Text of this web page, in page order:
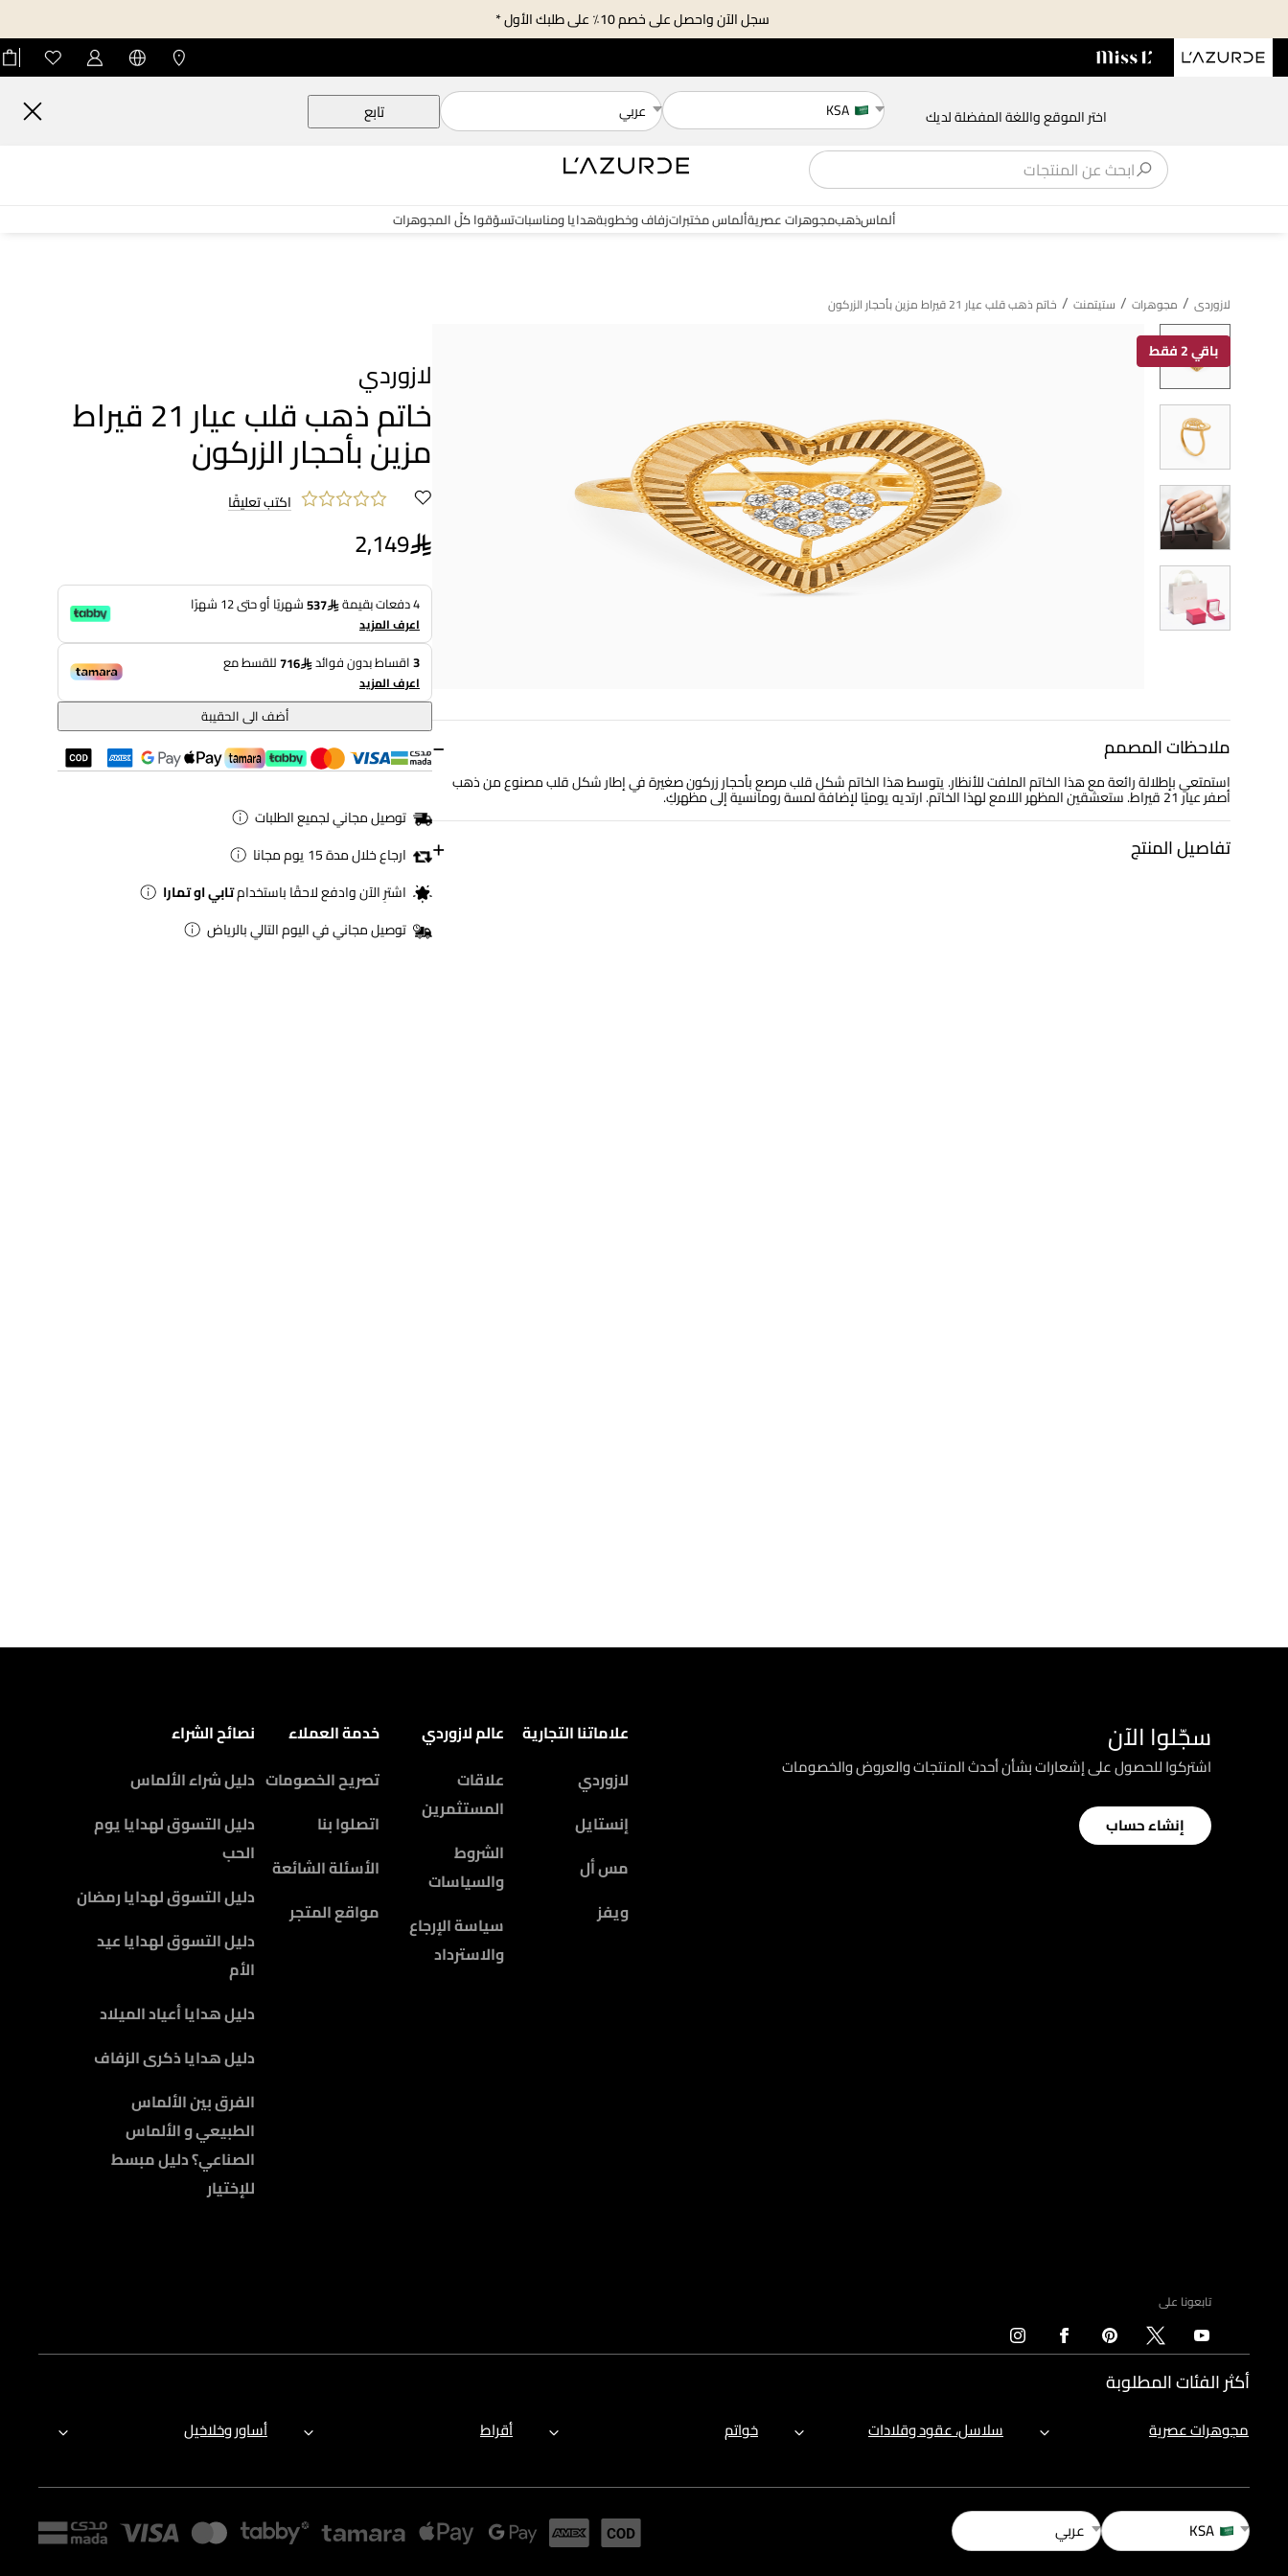
سجل الآن واحصل على خصم 10٪ على طلبك الأول *
اختر الموقع واللغة المفضلة لديك KSA عربي تابع
ألماسذهبمجوهرات عصريةألماس مختبراتزفاف وخطوبةهدايا ومناسباتتسوّقوا كلّ المجوهرات
لازوردى / مجوهرات / ستيتمنت / خاتم ذهب قلب عيار 21 قيراط مزين بأحجار الزركون
باقي 2 فقط
ملاحظات المصمم −
استمتعي بإطلالة رائعة مع هذا الخاتم الملفت للأنظار. يتوسط هذا الخاتم شكل قلب مرصع بأحجار زركون صغيرة في إطار شكل قلب مصنوع من ذهب
أصفر عيار 21 قيراط. ستعشقين المظهر اللامع لهذا الخاتم. ارتديه يوميًا لإضافة لمسة رومانسية إلى مظهركِ.
تفاصيل المنتج +
لازوردي
خاتم ذهب قلب عيار 21 قيراط
مزين بأحجار الزركون
اكتب تعليقًا
2,149
4 دفعات بقيمة 537شهريًا أو حتى 12 شهرًا
اعرف المزيد
3اقساط بدون فوائد 716للقسط مع
اعرف المزيد
أضف الى الحقيبة
توصيل مجاني لجميع الطلبات
ارجاع خلال مدة 15 يوم مجانا
اشترِ الآن وادفع لاحقًا باستخدامتابي او تمارا
توصيل مجاني في اليوم التالي بالرياض
سجّلوا الآن
اشتركوا للحصول على إشعارات بشأن أحدث المنتجات والعروض والخصومات
إنشاء حساب
علاماتنا التجارية
لازوردي
إنستايل
مس أل
ويفز
عالم لازوردي
علاقات
المستثمرين
الشروط
والسياسات
سياسة الإرجاع
والاسترداد
خدمة العملاء
تصريح الخصومات
اتصلوا بنا
الأسئلة الشائعة
مواقع المتجر
نصائح الشراء
دليل شراء الألماس
دليل التسوق لهدايا يوم
الحب
دليل التسوق لهدايا رمضان
دليل التسوق لهدايا عيد
الأم
دليل هدايا أعياد الميلاد
دليل هدايا ذكرى الزفاف
الفرق بين الألماس
الطبيعي و الألماس
الصناعي؟ دليل مبسط
للإختيار
تابعونا على
أكثر الفئات المطلوبة
مجوهرات عصرية سلاسل، عقود وقلادات خواتم أقراط أساور وخلاخيل
KSA عربي